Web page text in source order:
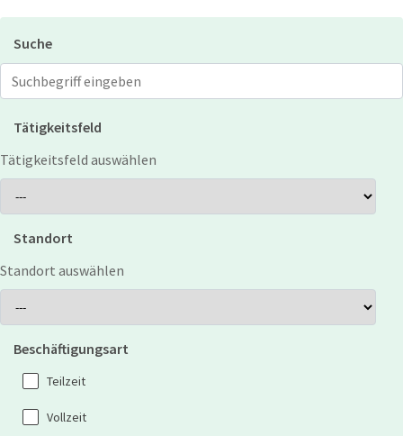
Suche
Jobs suchen
Tätigkeitsfeld
Tätigkeitsfeld auswählen
Standort
Standort auswählen
Beschäftigungsart
Teilzeit
Vollzeit